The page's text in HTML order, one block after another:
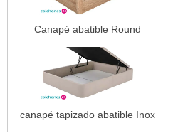
Canapé abatible Round
canapé tapizado abatible Inox